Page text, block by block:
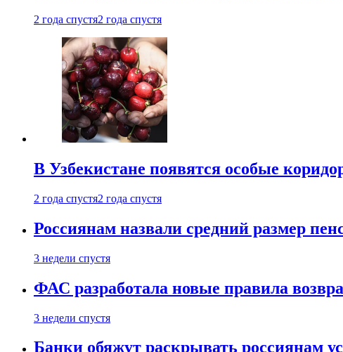
2 года спустя2 года спустя
В Узбекистане появятся особые
2 года спустя2 года спустя
Россиянам назвали средний размер
3 недели спустя
ФАС разработала новые правила
3 недели спустя
Банки обяжут раскрывать россиянам